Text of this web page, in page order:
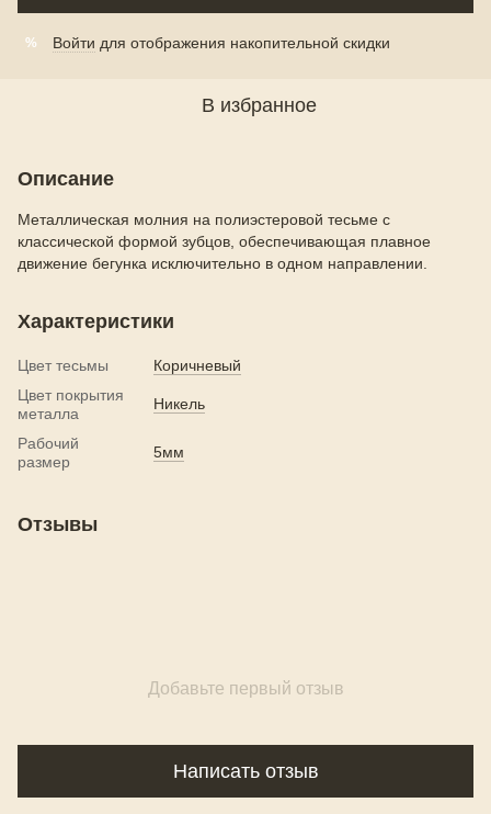
% Войти для отображения накопительной скидки
В избранное
Описание
Металлическая молния на полиэстеровой тесьме с
классической формой зубцов, обеспечивающая плавное
движение бегунка исключительно в одном направлении.
Характеристики
Цвет тесьмы
Коричневый
Цвет покрытия
металла
Никель
Рабочий
размер
5мм
Отзывы
Добавьте первый отзыв
Написать отзыв